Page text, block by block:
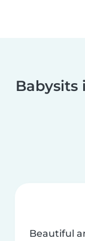
Babysits
Beautiful